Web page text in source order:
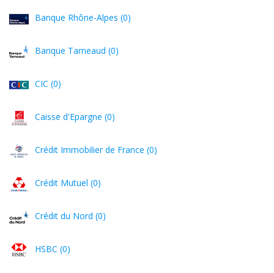
Banque Rhône-Alpes (0)
Banque Tarneaud (0)
CIC (0)
Caisse d'Epargne (0)
Crédit Immobilier de France (0)
Crédit Mutuel (0)
Crédit du Nord (0)
HSBC (0)